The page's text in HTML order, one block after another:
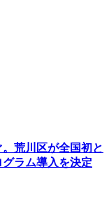
荒川区が全国初と
ラム導入を決定